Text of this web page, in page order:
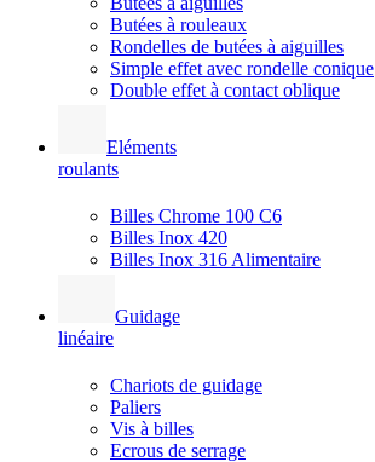
Butées à rouleaux
Rondelles de butées à aiguilles
Simple effet avec rondelle conique
Double effet à contact oblique
Eléments
roulants
Billes Chrome 100 C6
Billes Inox 420
Billes Inox 316 Alimentaire
Guidage
linéaire
Chariots de guidage
Paliers
Vis à billes
Ecrous de serrage